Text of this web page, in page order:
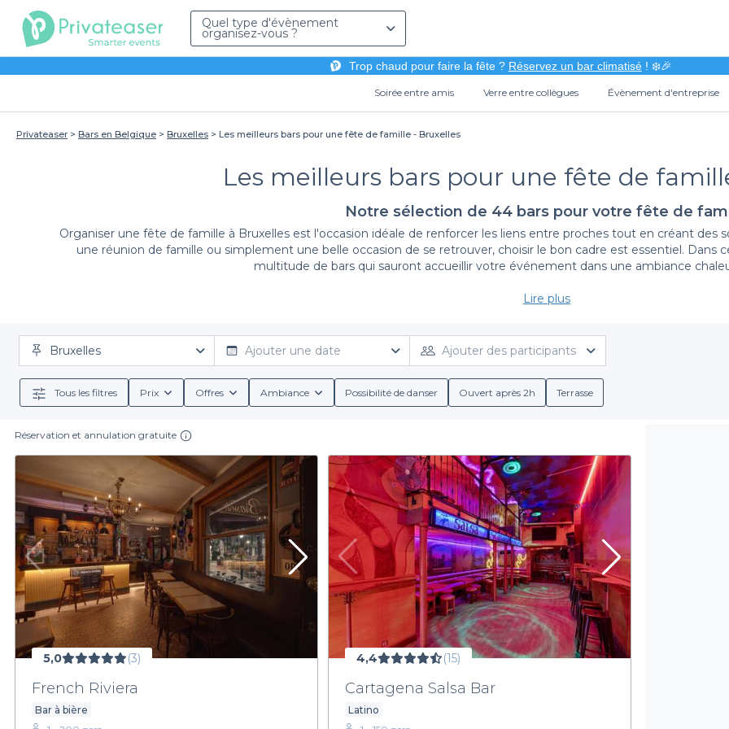
Quel type d'évènement
organisez-vous ?
Trop chaud pour faire la fête ? Réservez un bar climatisé! ❄️🎉
Soirée entre amis Verre entre collègues Évènement d'entreprise
Privateaser Bars en Belgique Bruxelles Les meilleurs bars pour une fête de famille - Bruxelles
Les meilleurs bars pour une fête de
Notre sélection de 44 bars pour votre fête de
Organiser une fête de famille à Bruxelles est l'occasion idéale de renforcer les liens entre proches tout en créant des
une réunion de famille ou simplement une belle occasion de se retrouver, choisir le bon cadre est essentiel. Dans
multitude de bars qui sauront accueillir votre événement dans une ambiance
En utilisant Privateaser, vous bénéficiez d'uneexpérience de réservation simplifiée. Nous vous proposons une
offrant une atmosphère unique et des services adaptés pour les événements familiaux. Vous pouvez explorer des
ambiance et leur capacité à accueillir des groupes. En quelques clics, réservez
Privateaser vous permet également de consulter lesdétails des offres disponibles dans chaque bar. Que vous
informations sur les options de boisson, qu'il s'agisse d'une sélection de cocktails, de bières locales ou de
Faites De Votre Fête Un Succès
Pour faire de votre fête de famille à Bruxelles un moment inoubliable, choisissez Privateaser pour la réservation de
vous offrons et laissez-nous vous guider vers des établissements qui répondent à vos critères. N'attendez plus
proches. Visitez notre plateforme pour découvrir notre sélection et réservez votre lieu
Lire plus
Bruxelles Ajouter une date Ajouter des participants
Tous les filtres Prix Offres Ambiance Possibilité de danser Ouvert après 2h Terrasse
Réservation et annulation gratuite
5,0 (3)
French Riviera
Bar à bière
4,4 (15)
Cartagena Salsa Bar
Latino